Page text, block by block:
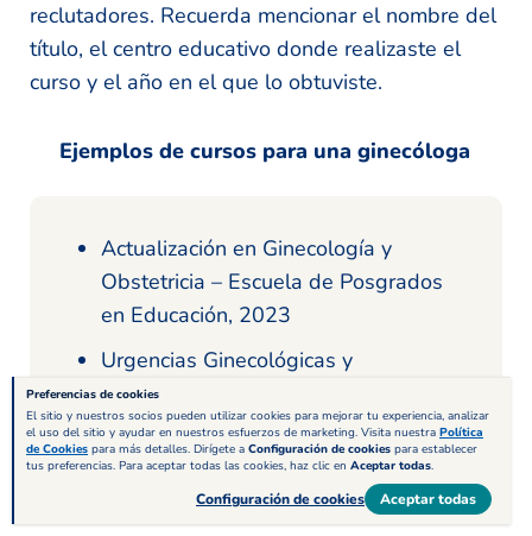
reclutadores. Recuerda mencionar el nombre del
título, el centro educativo donde realizaste el
curso y el año en el que lo obtuviste.
Ejemplos de cursos para una ginecóloga
Actualización en Ginecología y
Obstetricia – Escuela de Posgrados
en Educación, 2023
Urgencias Ginecológicas y
Obstétricas – TECH Universidad
Tecnológica, 2020
Preferencias de cookies
El sitio y nuestros socios pueden utilizar cookies para mejorar tu experiencia, analizar
el uso del sitio y ayudar en nuestros esfuerzos de marketing. Visita nuestra Política
de Cookies para más detalles. Dirígete a Configuración de cookies para establecer
tus preferencias. Para aceptar todas las cookies, haz clic en Aceptar todas.
Configuración de cookies Aceptar todas